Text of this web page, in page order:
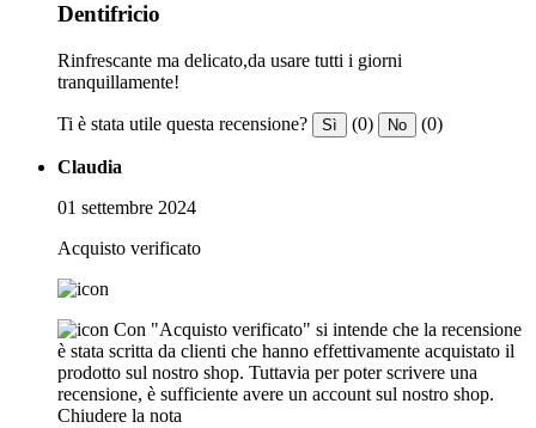
Dentifricio
Rinfrescante ma delicato,da usare tutti i giorni
tranquillamente!
Ti è stata utile questa recensione? Sì (0) No (0)
Claudia
01 settembre 2024
Acquisto verificato
Con "Acquisto verificato" si intende che la recensione
è stata scritta da clienti che hanno effettivamente acquistato il
prodotto sul nostro shop. Tuttavia per poter scrivere una
recensione, è sufficiente avere un account sul nostro shop.
Chiudere la nota